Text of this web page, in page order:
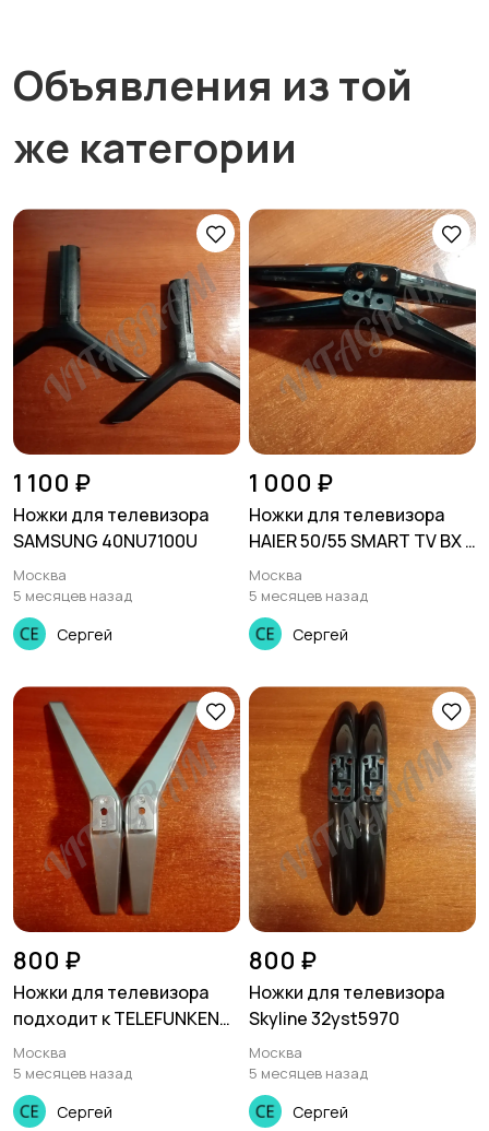
Объявления из той
же категории
1 100 ₽
Ножки для телевизора
SAMSUNG 40NU7100U
Москва
5 месяцев назад
Сергей
1 000 ₽
Ножки для телевизора
HAIER 50/55 SMART TV BX ,
H50K6UG
Москва
5 месяцев назад
Сергей
800 ₽
Ножки для телевизора
подходит к TELEFUNKEN
TF-LED32S27T2
Москва
5 месяцев назад
Сергей
800 ₽
Ножки для телевизора
Skyline 32yst5970
Москва
5 месяцев назад
Сергей